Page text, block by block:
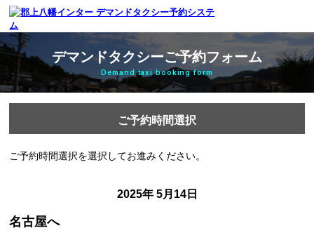
デマンドタクシーご予約フォーム
Demand taxi booking form
ご予約時間選択
ご予約時間選択を選択してお進みください。
2025年 5月14日
名古屋へ